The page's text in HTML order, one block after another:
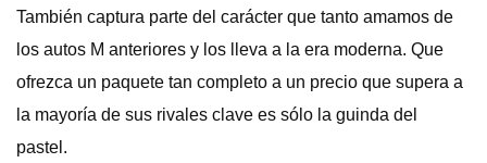
También captura parte del carácter que tanto amamos de
los autos M anteriores y los lleva a la era moderna. Que
ofrezca un paquete tan completo a un precio que supera a
la mayoría de sus rivales clave es sólo la guinda del
pastel.